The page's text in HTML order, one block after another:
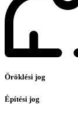
Öröklési jog
Építési jog